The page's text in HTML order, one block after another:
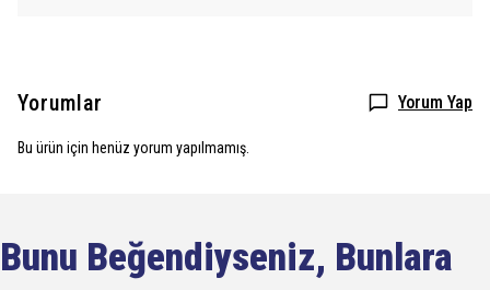
Yorumlar Yorum Yap
Bu ürün için henüz yorum yapılmamış.
Bunu Beğendiyseniz, Bunlara